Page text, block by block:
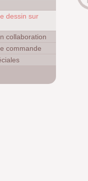
dessin sur
collaboration
commande